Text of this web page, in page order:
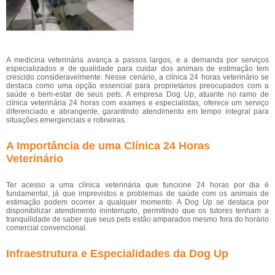
A medicina veterinária avança a passos largos, e a demanda por serviços
especializados e de qualidade para cuidar dos animais de estimação tem
crescido consideravelmente. Nesse cenário, a clínica 24 horas veterinário se
destaca como uma opção essencial para proprietários preocupados com a
saúde e bem-estar de seus pets. A empresa Dog Up, atuante no ramo de
clínica veterinária 24 horas com exames e especialistas, oferece um serviço
diferenciado e abrangente, garantindo atendimento em tempo integral para
situações emergenciais e rotineiras.
A Importância de uma Clínica 24 Horas
Veterinário
Ter acesso a uma clínica veterinária que funcione 24 horas por dia é
fundamental, já que imprevistos e problemas de saúde com os animais de
estimação podem ocorrer a qualquer momento. A Dog Up se destaca por
disponibilizar atendimento ininterrupto, permitindo que os tutores tenham a
tranquilidade de saber que seus pets estão amparados mesmo fora do horário
comercial convencional.
Infraestrutura e Especialidades da Dog Up